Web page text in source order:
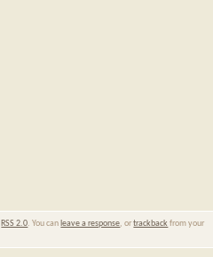
RSS 2.0. You can leave a response, ortrackback from your